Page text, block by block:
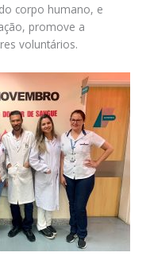
corpo humano, e
promove a
voluntários.